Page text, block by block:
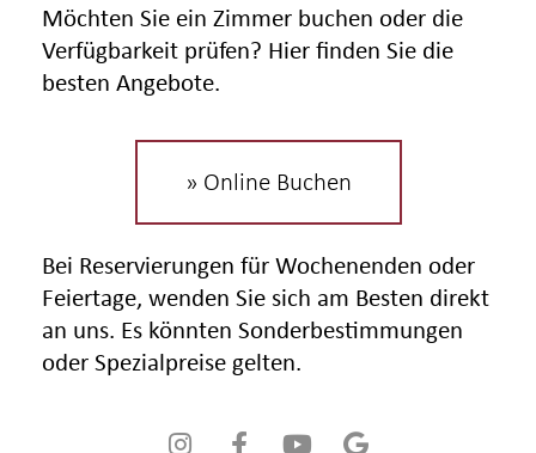
Möchten Sie ein Zimmer buchen oder die
Verfügbarkeit prüfen? Hier finden Sie die
besten Angebote.
» Online Buchen
Bei Reservierungen für Wochenenden oder
Feiertage, wenden Sie sich am Besten direkt
an uns. Es könnten Sonderbestimmungen
oder Spezialpreise gelten.